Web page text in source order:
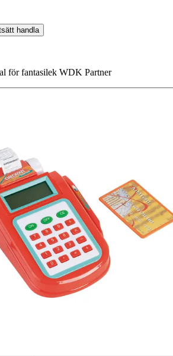
handla
för fantasilek WDK Partner